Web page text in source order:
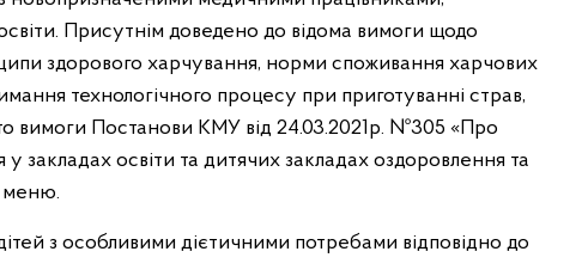
Присутнім доведено до відома вимоги щодо
здорового харчування, норми споживання харчових
технологічного процесу при приготуванні страв,
вимоги Постанови КМУ від 24.03.2021р. №305 «Про
закладах освіти та дитячих закладах оздоровлення та
меню.
з особливими дієтичними потребами відповідно до